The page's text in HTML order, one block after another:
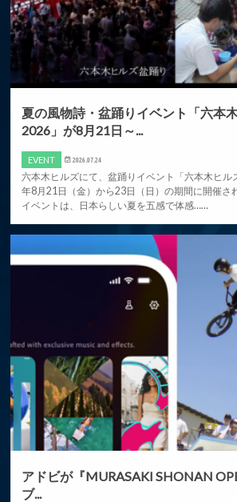
夏の風物詩・盆踊りイベント「六本
2026」が8月21日～...
EVENT 2026.07.24
六本木ヒルズにて、盆踊りイベント「六本木ヒ
年8月21日（金）から23日（日）の期間に開催さ
イベントは、日本らしい夏を五感で体感……
アドビが『MURASAKI SHONAN
ブ...